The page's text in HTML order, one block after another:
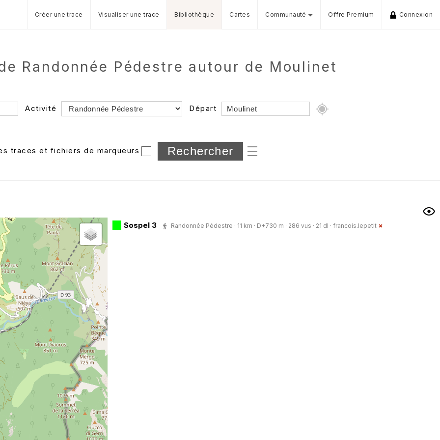
Créer une trace Visualiser une trace Bibliothèque Cartes Communauté Offre Premium Connexion
Randonnée Pédestre autour de Moulinet
Activité Départ
Dossier
et sous-dossiers
traces et fichiers de marqueurs
Sospel 3 Randonnée Pédestre · 11 km · D+730 m · 286 vus · 21 dl · francois.lepetit